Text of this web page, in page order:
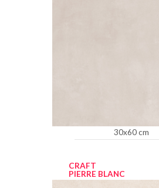
30x60 cm
CRAFT
PIERRE BLANC